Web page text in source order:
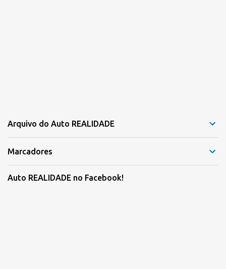
Arquivo do Auto REALIDADE
Marcadores
Auto REALIDADE no Facebook!